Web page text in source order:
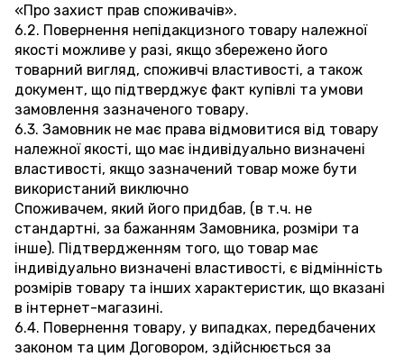
«Про захист прав споживачів».
6.2. Повернення непідакцизного товару належної
якості можливе у разі, якщо збережено його
товарний вигляд, споживчі властивості, а також
документ, що підтверджує факт купівлі та умови
замовлення зазначеного товару.
6.3. Замовник не має права відмовитися від товару
належної якості, що має індивідуально визначені
властивості, якщо зазначений товар може бути
використаний виключно
Споживачем, який його придбав, (в т.ч. не
стандартні, за бажанням Замовника, розміри та
інше). Підтвердженням того, що товар має
індивідуально визначені властивості, є відмінність
розмірів товару та інших характеристик, що вказані
в інтернет-магазині.
6.4. Повернення товару, у випадках, передбачених
законом та цим Договором, здійснюється за